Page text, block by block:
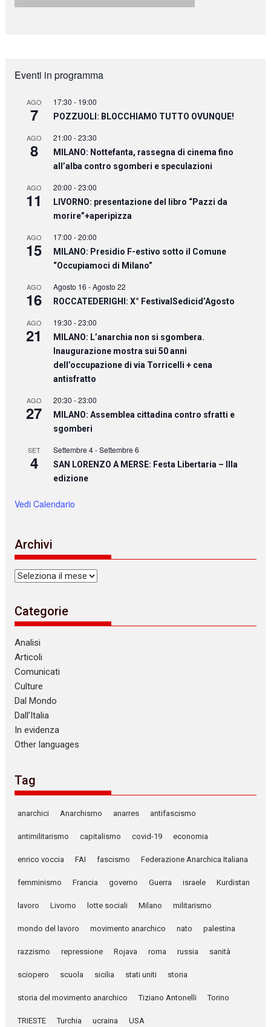
Eventi in programma
AGO
7
17:30 - 19:00
POZZUOLI: BLOCCHIAMO TUTTO OVUNQUE!
AGO
8
21:00 -23:30
MILANO: Nottefanta, rassegna di cinema fino
all’alba contro sgomberi e speculazioni
AGO
11
20:00 -23:00
LIVORNO: presentazione del libro “Pazzi da
morire”+aperipizza
AGO
15
17:00 -20:00
MILANO: Presidio F-estivo sotto il Comune
“Occupiamoci di Milano”
AGO
16
Agosto 16 -Agosto 22
ROCCATEDERIGHI: X° FestivalSedicid’Agosto
AGO
21
19:30 -23:00
MILANO: L’anarchia non si sgombera.
Inaugurazione mostra sui 50 anni
dell’occupazione di via Torricelli + cena
antisfratto
AGO
27
20:30 -23:00
MILANO: Assemblea cittadina contro sfratti e
sgomberi
SET
4
Settembre 4-Settembre 6
SAN LORENZO A MERSE: Festa Libertaria – IIIa
edizione
Vedi Calendario
Archivi
Archivi
Categorie
Analisi
Articoli
Comunicati
Culture
Dal Mondo
Dall’Italia
In evidenza
Other languages
Tag
anarchici Anarchismo anarres antifascismo
antimilitarismo capitalismo covid-19 economia
enrico voccia FAI fascismo Federazione Anarchica Italiana
femminismo Francia governo Guerra israele Kurdistan
lavoro Livorno lotte sociali Milano militarismo
mondo del lavoro movimento anarchico nato palestina
razzismo repressione Rojava roma russia sanità
sciopero scuola sicilia stati uniti storia
storia del movimento anarchico Tiziano Antonelli Torino
TRIESTE Turchia ucraina USA